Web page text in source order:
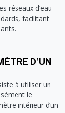
réseaux d’eau
facilitant
D’UN
à utiliser un
le
intérieur d’un